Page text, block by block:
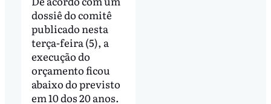
dossiê do comitê
publicado nesta
terça-feira (5), a
execução do
orçamento ficou
abaixo do previsto
em 10 dos 20 anos.